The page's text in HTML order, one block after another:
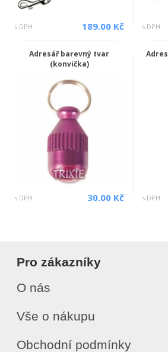
s DPH 189.00 Kč s DPH
Adresář barevný tvar
(konvička)
s DPH 30.00 Kč s DPH
Pro zákazníky
O nás
Vše o nákupu
Obchodní podmínky